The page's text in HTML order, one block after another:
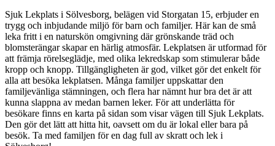
Sjuk Lekplats i Sölvesborg, belägen vid Storgatan 15, erbjuder en
trygg och inbjudande miljö för barn och familjer. Här kan de små
leka fritt i en naturskön omgivning där grönskande träd och
blomsterängar skapar en härlig atmosfär. Lekplatsen är utformad för
att främja rörelseglädje, med olika lekredskap som stimulerar både
kropp och knopp. Tillgängligheten är god, vilket gör det enkelt för
alla att besöka lekplatsen. Många familjer uppskattar den
familjevänliga stämningen, och flera har nämnt hur bra det är att
kunna slappna av medan barnen leker. För att underlätta för
besökare finns en karta på sidan som visar vägen till Sjuk Lekplats.
Den gör det lätt att hitta hit, oavsett om du är lokal eller bara på
besök. Ta med familjen för en dag full av skratt och lek i